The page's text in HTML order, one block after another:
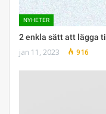
NYHETER
2 enkla sätt att lägga
jan 11, 2023 916